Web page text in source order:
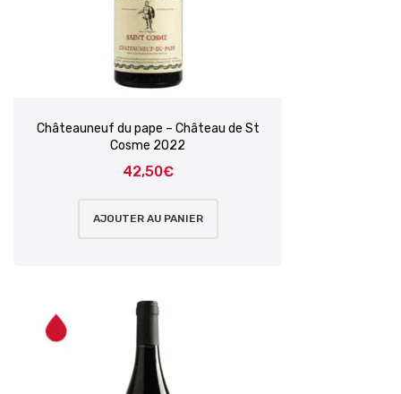
Châteauneuf du pape – Château de St
Cosme 2022
42,50€
AJOUTER AU PANIER